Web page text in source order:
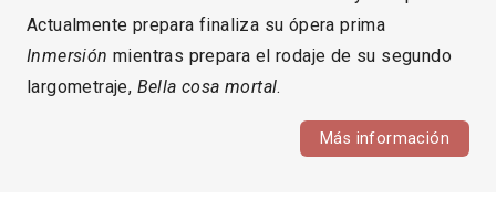
Actualmente prepara finaliza su ópera prima
Inmersión mientras prepara el rodaje de su segundo
largometraje, Bella cosa mortal.
Más información